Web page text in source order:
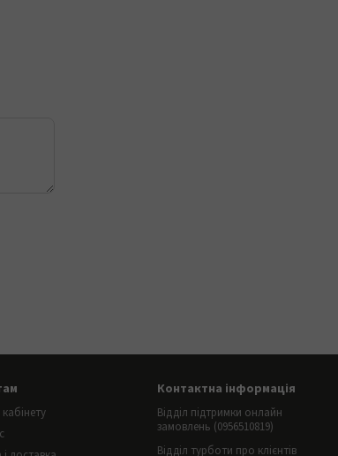
Контактна інформація
Відділ підтримки онлайн
замовлень (0956510819)
Відділ турботи про клієнтів